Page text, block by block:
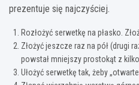
prezentuje się najczyściej.
Rozłożyć serwetkę na płasko.
Złożyć jeszcze raz na pół (drugi
powstał mniejszy prostokąt z
Ułożyć serwetkę tak, żeby